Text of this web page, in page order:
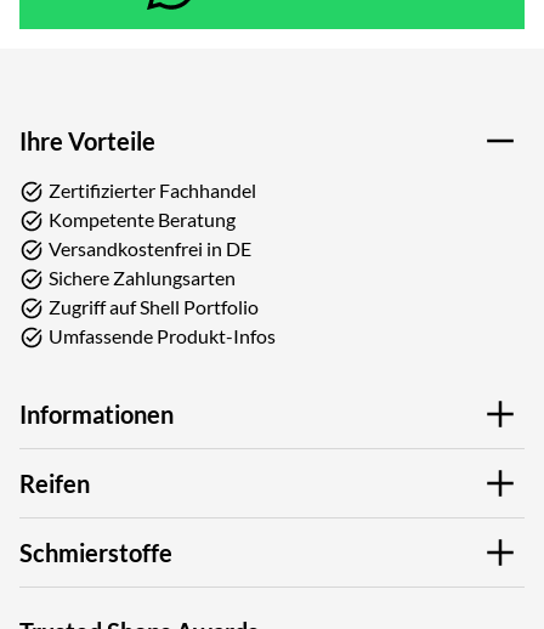
Ihre Vorteile
Zertifizierter Fachhandel
Kompetente Beratung
Versandkostenfrei in DE
Sichere Zahlungsarten
Zugriff auf Shell Portfolio
Umfassende Produkt-Infos
Informationen
Reifen
Schmierstoffe